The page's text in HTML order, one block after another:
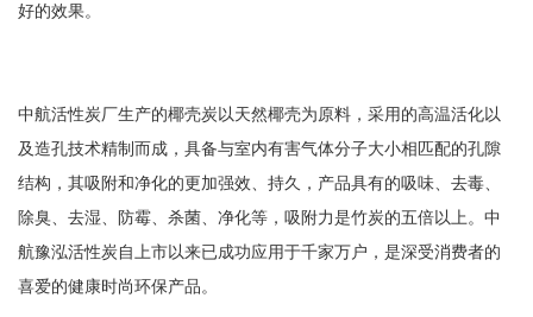
好的效果。
中航活性炭厂生产的椰壳炭以天然椰壳为原料，采用的高温活化以
及造孔技术精制而成，具备与室内有害气体分子大小相匹配的孔隙
结构，其吸附和净化的更加强效、持久，产品具有的吸味、去毒、
除臭、去湿、防霉、杀菌、净化等，吸附力是竹炭的五倍以上。中
航豫泓活性炭自上市以来已成功应用于千家万户，是深受消费者的
喜爱的健康时尚环保产品。